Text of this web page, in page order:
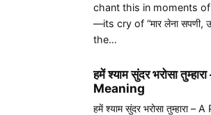
chant this in moments
—its cry of “मार लेना सपणी,
the…
हमें श्याम सुंदर भरोसा
Meaning
हमें श्याम सुंदर भरोसा तुम्हारा